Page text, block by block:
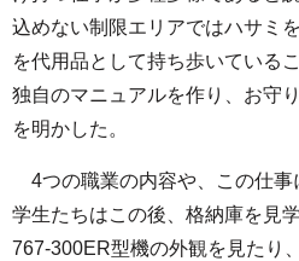
込めない制限エリアではハサミ
を代用品として持ち歩いている
独自のマニュアルを作り、お守
を明かした。
4つの職業の内容や、この仕事
学生たちはこの後、格納庫を見
767-300ER型機の外観を見たり